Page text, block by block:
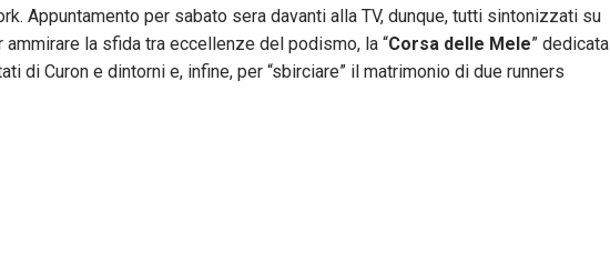
Appuntamento per sabato sera davanti alla TV, dunque, tutti sintonizzati su
ammirare la sfida tra eccellenze del podismo, la “Corsa delle Mele” dedicata
di Curon e dintorni e, infine, per “sbirciare” il matrimonio di due runners